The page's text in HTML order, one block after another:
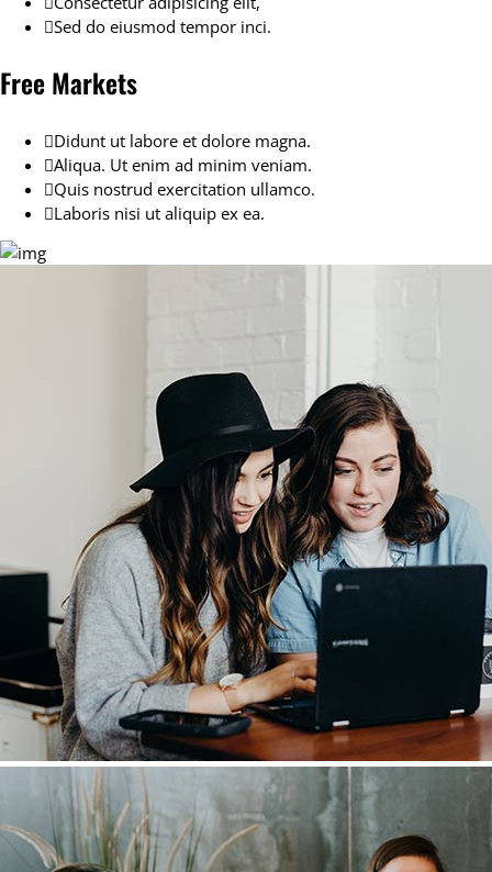
Sed do eiusmod tempor inci.
Free Markets
Didunt ut labore et dolore magna.
Aliqua. Ut enim ad minim veniam.
Quis nostrud exercitation ullamco.
Laboris nisi ut aliquip ex ea.